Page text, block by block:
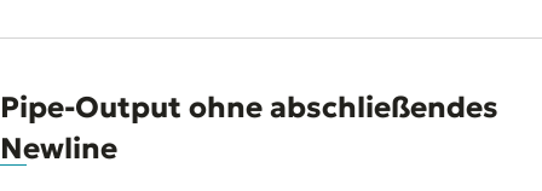
Pipe-Output ohne abschließendes
Newline